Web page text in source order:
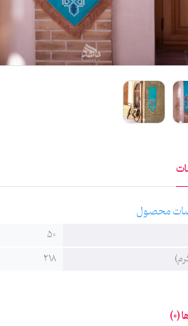
محصول
50
218
(0)